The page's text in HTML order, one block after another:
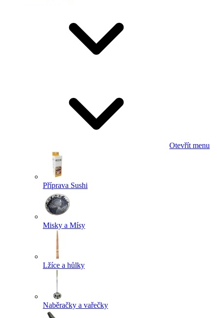
Otevřít menu
Příprava Sushi
Misky a Mísy
Lžíce a hůlky
Naběračky a vařečky